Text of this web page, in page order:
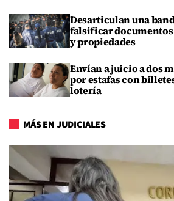
Desarticulan una
falsificar
y propiedades
Envían a juicio a dos
por estafas con
lotería
MÁS EN JUDICIALES